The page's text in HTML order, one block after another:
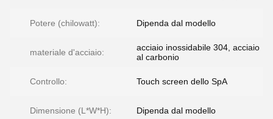
Potere (chilowatt): Dipenda dal modello
materiale d'acciaio:
acciaio inossidabile 304, acciaio
al carbonio
Controllo: Touch screen dello SpA
Dimensione (L*W*H): Dipenda dal modello